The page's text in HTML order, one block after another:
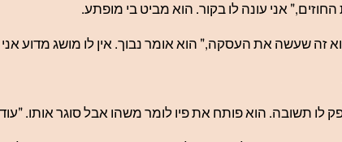
אני עונה לו בקור. הוא מביט בי מופתע.
זה שעשה את העסקה," הוא אומר נבוך. אין לו מושג מדוע
לו תשובה. הוא פותח את פיו לומר משהו אבל סוגר אותו.